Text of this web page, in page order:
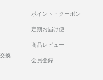
換
ポイント・クーポン
定期お届け便
商品レビュー
会員登録